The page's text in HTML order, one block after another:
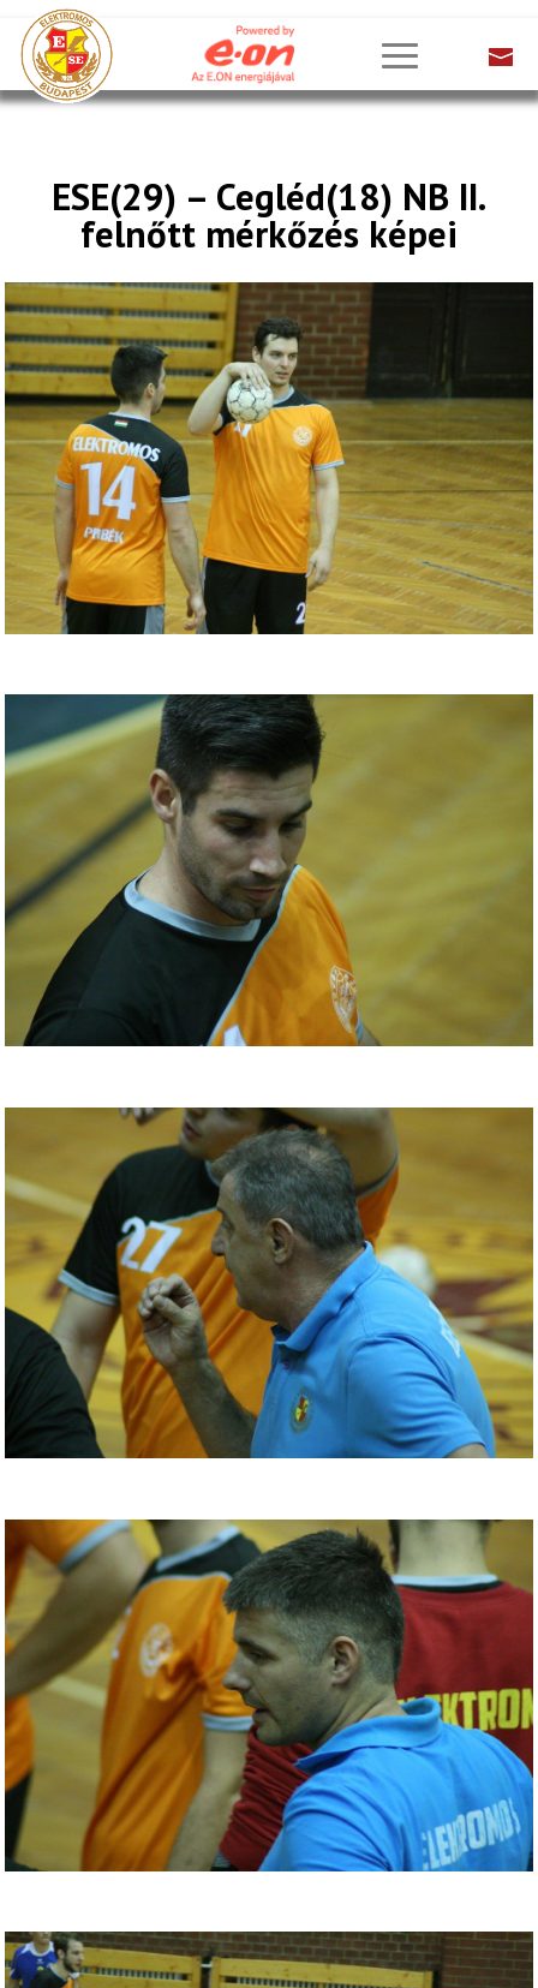
ESE(29) – Cegléd(18) NB II.
felnőtt mérkőzés képei